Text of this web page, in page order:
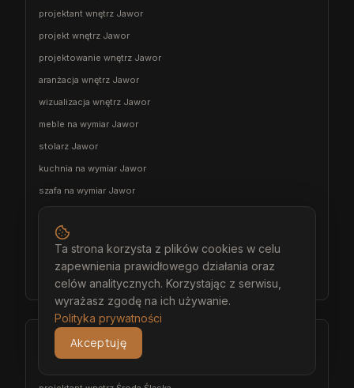
projektant wnętrz Jawor
projekt wnętrz Jawor
projektowanie wnętrz Jawor
aranżacja wnętrz Jawor
wizualizacja wnętrz Jawor
meble na wymiar Jawor
stolarz Jawor
kuchnia na wymiar Jawor
szafa na wymiar Jawor
wiatrołap na wymiar Jawor
meble łazienkowe na wymiar Jawor
meble pokojowe na wymiar Jawor
Środa Śląska
Ta strona korzysta z plików cookies w celu
zapewnienia prawidłowego działania oraz
celów analitycznych. Korzystając z serwisu,
wyrażasz zgodę na ich używanie.
Polityka prywatności
Akceptuję